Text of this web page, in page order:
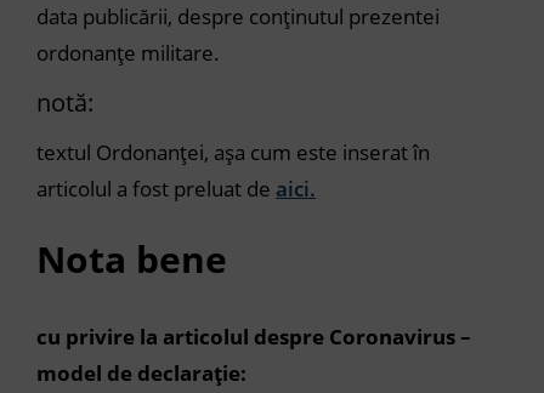
data publicării, despre conținutul prezentei
ordonanțe militare.
notă:
textul Ordonanței, așa cum este inserat în
articolul a fost preluat de aici.
Nota bene
cu privire la articolul despre Coronavirus –
model de declarație: